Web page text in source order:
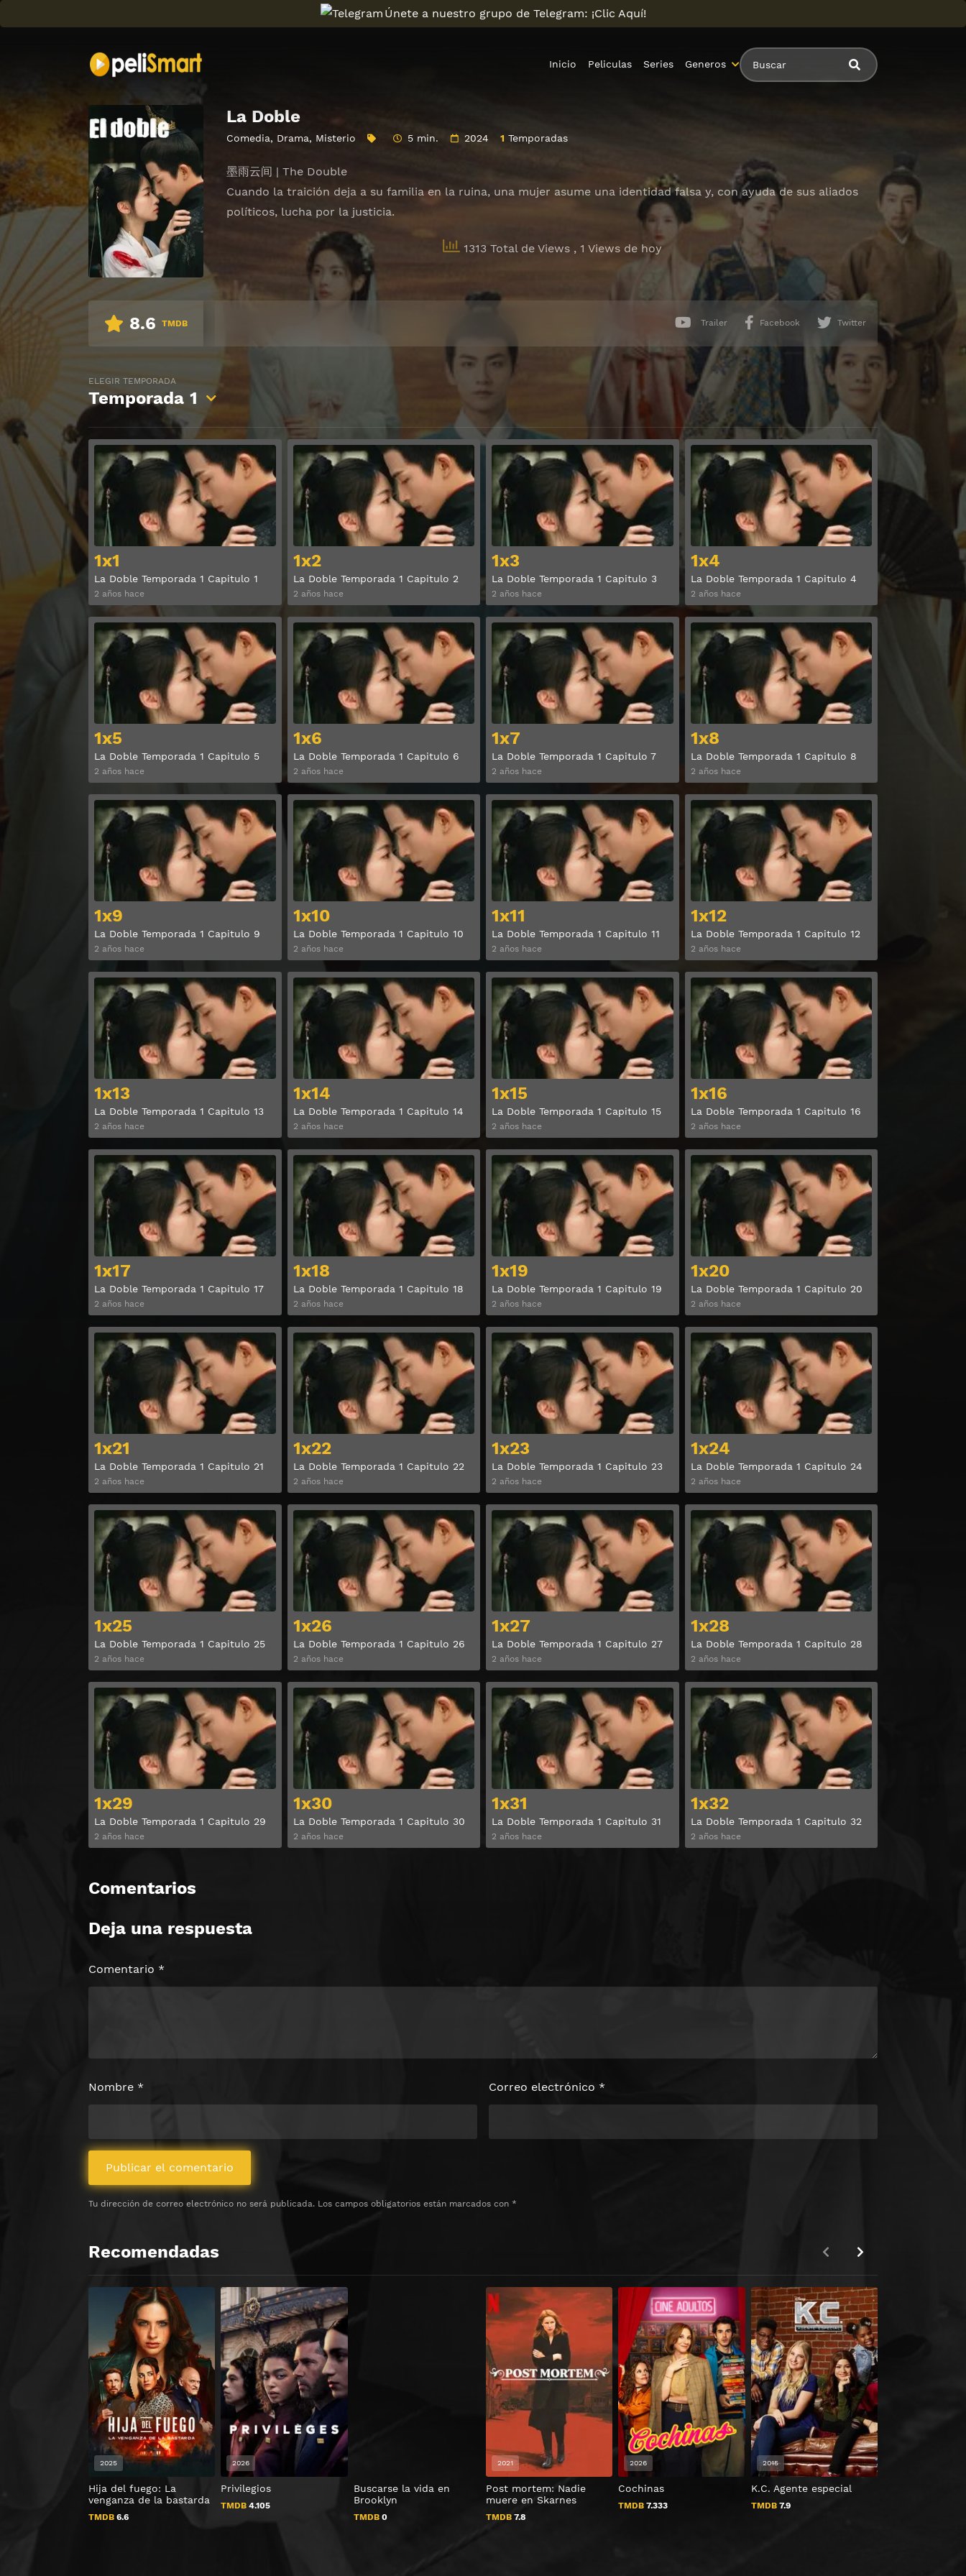
Únete a nuestro grupo de Telegram: ¡Clic Aquí!
Inicio Peliculas Series Generos
La Doble
Comedia, Drama, Misterio 5 min. 2024 1Temporadas
墨雨云间 | The Double
Cuando la traición deja a su familia en la ruina, una mujer asume una identidad falsa y, con ayuda de sus aliados
políticos, lucha por la justicia.
1313 Total de Views , 1 Views de hoy
8.6 TMDB Trailer Facebook Twitter
ELEGIR TEMPORADA
Temporada 1
1x1
La Doble Temporada 1 Capitulo 1
2 años hace
Ver
1x2
La Doble Temporada 1 Capitulo 2
2 años hace
Ver
1x3
La Doble Temporada 1 Capitulo 3
2 años hace
Ver
1x4
La Doble Temporada 1 Capitulo 4
2 años hace
1x5
La Doble Temporada 1 Capitulo 5
2 años hace
Ver
1x6
La Doble Temporada 1 Capitulo 6
2 años hace
Ver
1x7
La Doble Temporada 1 Capitulo 7
2 años hace
Ver
1x8
La Doble Temporada 1 Capitulo 8
2 años hace
1x9
La Doble Temporada 1 Capitulo 9
2 años hace
Ver
1x10
La Doble Temporada 1 Capitulo 10
2 años hace
Ver
1x11
La Doble Temporada 1 Capitulo 11
2 años hace
Ver
1x12
La Doble Temporada 1 Capitulo 12
2 años hace
1x13
La Doble Temporada 1 Capitulo 13
2 años hace
Ver
1x14
La Doble Temporada 1 Capitulo 14
2 años hace
Ver
1x15
La Doble Temporada 1 Capitulo 15
2 años hace
Ver
1x16
La Doble Temporada 1 Capitulo 16
2 años hace
1x17
La Doble Temporada 1 Capitulo 17
2 años hace
Ver
1x18
La Doble Temporada 1 Capitulo 18
2 años hace
Ver
1x19
La Doble Temporada 1 Capitulo 19
2 años hace
Ver
1x20
La Doble Temporada 1 Capitulo 20
2 años hace
1x21
La Doble Temporada 1 Capitulo 21
2 años hace
Ver
1x22
La Doble Temporada 1 Capitulo 22
2 años hace
Ver
1x23
La Doble Temporada 1 Capitulo 23
2 años hace
Ver
1x24
La Doble Temporada 1 Capitulo 24
2 años hace
1x25
La Doble Temporada 1 Capitulo 25
2 años hace
Ver
1x26
La Doble Temporada 1 Capitulo 26
2 años hace
Ver
1x27
La Doble Temporada 1 Capitulo 27
2 años hace
Ver
1x28
La Doble Temporada 1 Capitulo 28
2 años hace
1x29
La Doble Temporada 1 Capitulo 29
2 años hace
Ver
1x30
La Doble Temporada 1 Capitulo 30
2 años hace
Ver
1x31
La Doble Temporada 1 Capitulo 31
2 años hace
Ver
1x32
La Doble Temporada 1 Capitulo 32
2 años hace
Comentarios
Deja una respuesta
Tu dirección de correo electrónico no será publicada. Los campos obligatorios están marcados con *
Comentario *
Nombre * Correo electrónico *
Recomendadas
Hija del fuego: La
venganza de la bastarda
TMDB 6.6
2025
Privilegios
TMDB 4.105
2026
Buscarse la vida en
Brooklyn
TMDB0
Post mortem: Nadie
muere en Skarnes
TMDB7.8
2021
Cochinas
TMDB 7.333
2026
K.C. Agente especial
TMDB7.9
2015